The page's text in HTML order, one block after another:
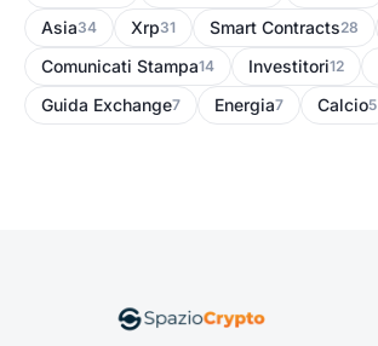
Asia34 Xrp31 Smart Contracts28
Comunicati Stampa14 Investitori12
Guida Exchange7 Energia7 Calcio5